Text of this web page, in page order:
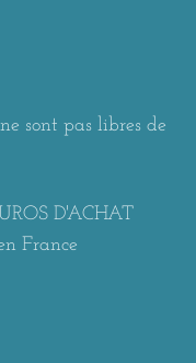
sont pas libres de
D'ACHAT
France